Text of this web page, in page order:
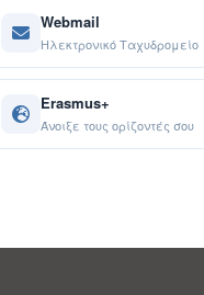
Webmail
Ηλεκτρονικό Ταχυδρομείο
Erasmus+
Άνοιξε τους ορίζοντές σου